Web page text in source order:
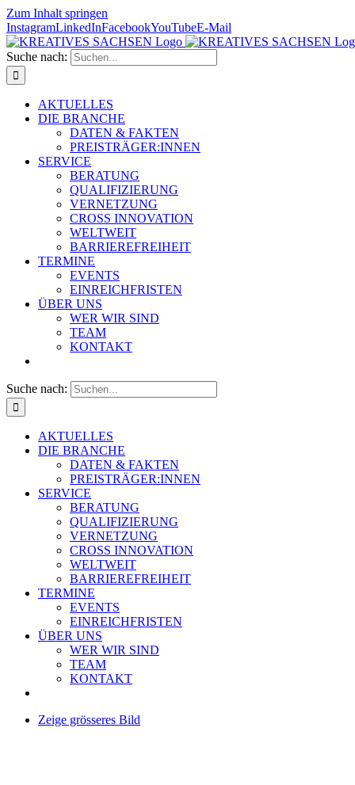
Zum Inhalt springen
InstagramLinkedInFacebookYouTubeE-Mail
Suche nach:
AKTUELLES
DIE BRANCHE
DATEN & FAKTEN
PREISTRÄGER:INNEN
SERVICE
BERATUNG
QUALIFIZIERUNG
VERNETZUNG
CROSS INNOVATION
WELTWEIT
BARRIEREFREIHEIT
TERMINE
EVENTS
EINREICHFRISTEN
ÜBER UNS
WER WIR SIND
TEAM
KONTAKT
Suche nach:
AKTUELLES
DIE BRANCHE
DATEN & FAKTEN
PREISTRÄGER:INNEN
SERVICE
BERATUNG
QUALIFIZIERUNG
VERNETZUNG
CROSS INNOVATION
WELTWEIT
BARRIEREFREIHEIT
TERMINE
EVENTS
EINREICHFRISTEN
ÜBER UNS
WER WIR SIND
TEAM
KONTAKT
Zeige grösseres Bild